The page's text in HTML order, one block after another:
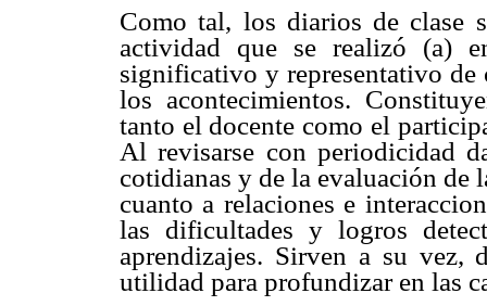
Como tal, los diarios de clase
actividad que se realizó (a)
significativo y representativo de
los acontecimientos.
tanto el docente como el
Al revisarse con periodicidad
cotidianas y de la evaluación de
cuanto a relaciones e
las dificultades y logros
aprendizajes. Sirven a su vez,
utilidad para profundizar en las